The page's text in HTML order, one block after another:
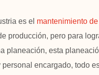
es el mantenimiento
producción, pero para
planeación, esta
encargado, todo